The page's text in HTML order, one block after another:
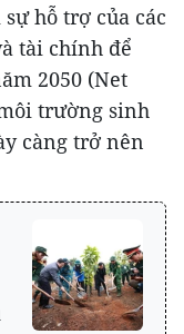
hỗ trợ của các
tài chính để
2050 (Net
trường sinh
càng trở nên